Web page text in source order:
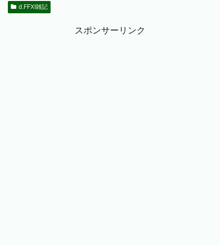
d.FFXI雑記
スポンサーリンク